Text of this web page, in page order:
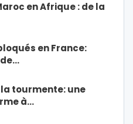
en Afrique : de la
en France:
tourmente: une
à…